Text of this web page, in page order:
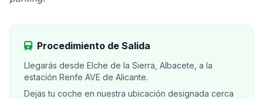
Procedimiento de Salida
Llegarás desde Elche de la Sierra, Albacete, a la
estación Renfe AVE de Alicante.
Dejas tu coche en nuestra ubicación designada cerca